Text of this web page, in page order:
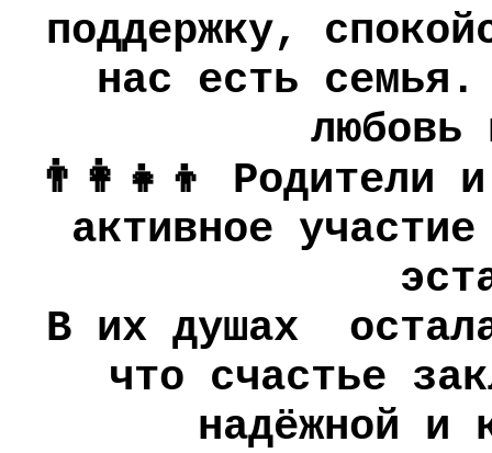
поддержку,
нас есть
любовь
👨‍👩‍👧‍👦 Родители
активное
В их душах
что счастье
надёжной и